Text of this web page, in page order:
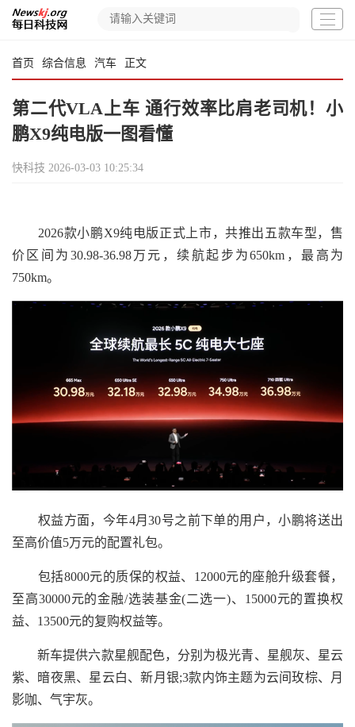
首页 综合信息 汽车 正文
第二代VLA上车 通行效率比肩老司机！小
鹏X9纯电版一图看懂
快科技 2026-03-03 10:25:34
2026款小鹏X9纯电版正式上市，共推出五款车型，售
价区间为30.98-36.98万元，续航起步为650km，最高为
750km。
权益方面，今年4月30号之前下单的用户，小鹏将送出
至高价值5万元的配置礼包。
包括8000元的质保的权益、12000元的座舱升级套餐，
至高30000元的金融/选装基金(二选一)、15000元的置换权
益、13500元的复购权益等。
新车提供六款星舰配色，分别为极光青、星舰灰、星云
紫、暗夜黑、星云白、新月银;3款内饰主题为云间玫棕、月
影咖、气宇灰。